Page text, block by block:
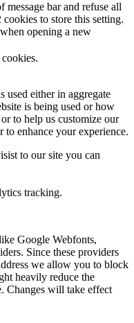
bar and refuse all
to store this setting.
opening a new
used either in aggregate
is being used or how
to help us customize our
enhance your experience.
to our site you can
tracking.
Google Webfonts,
Since these providers
we allow you to block
heavily reduce the
Changes will take effect